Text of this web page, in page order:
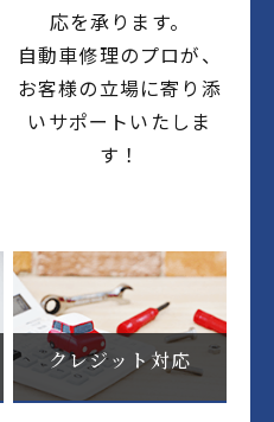
応を承ります。
自動車修理のプロが、
お客様の立場に寄り添
いサポートいたしま
す！
クレジット対応